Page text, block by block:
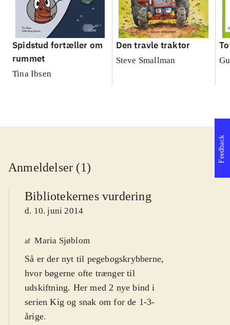
Spidstud fortæller om
rummet
Tina Ibsen
Den travle traktor
Steve Smallman
Anmeldelser (1)
Bibliotekernes vurdering
d. 10. juni 2014
af Maria Sjøblom
Så er der nyt til pegebogskrybberne,
hvor bøgerne ofte trænger til
udskiftning. Her med 2 nye bind i
serien Kig og snak om for de 1-3-
årige.
Feedback